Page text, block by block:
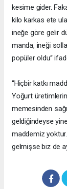
kesime gider.
kilo karkas ete
ineğe göre gelir
manda, ineği
popüler oldu”
“Hiçbir katkı
Yoğurt
memesinden
geldiğindeyse
maddemiz
gelmişse biz de